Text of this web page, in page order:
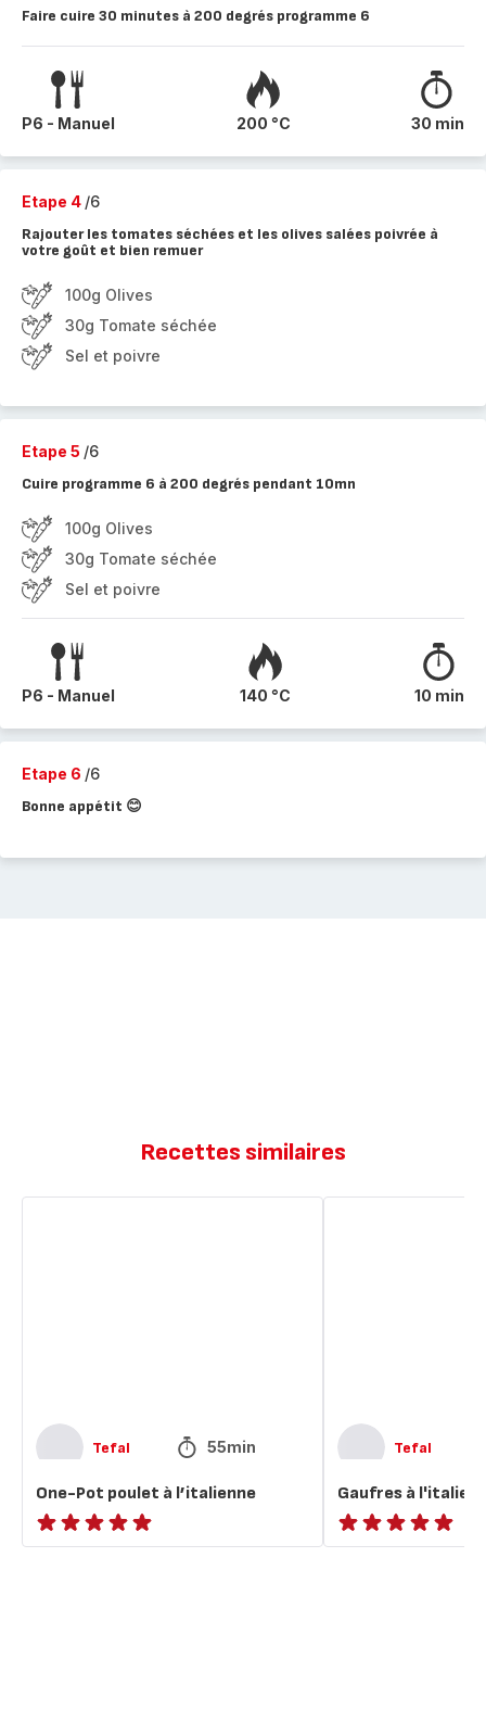
Faire cuire 30 minutes à 200 degrés programme 6
P6 - Manuel 200 °C 30 min
Etape 4 /6
Rajouter les tomates séchées et les olives salées poivrée à
votre goût et bien remuer
100g Olives
30g Tomate séchée
Sel et poivre
Etape 5 /6
Cuire programme 6 à 200 degrés pendant 10mn
100g Olives
30g Tomate séchée
Sel et poivre
P6 - Manuel 140 °C 10 min
Etape 6 /6
Bonne appétit 😊
Recettes similaires
Tefal 55min
One-Pot poulet à l’italienne
ratings.NaN
Tefal
Gaufres à
ratings.NaN